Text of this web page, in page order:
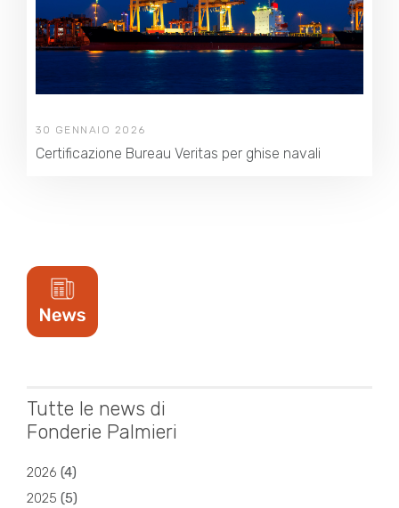
30 GENNAIO 2026
Certificazione Bureau Veritas per ghise navali
Tutte le news di
Fonderie Palmieri
2026 (4)
2025 (5)